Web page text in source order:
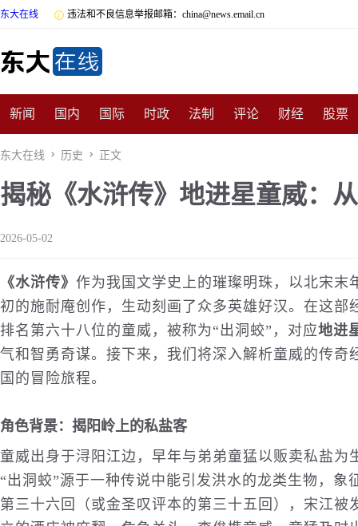
东大在线  违法和不良信息举报邮箱：china@news.email.cn
新闻 国内 国际 时政 法制 评论 财经 股票
数码 民俗 招商
非遗 公益 娱乐 游戏 影视 明星 时尚 体育
东大在线  历史  正文
揭秘《水浒传》地进星童威：
2026-05-02
《水浒传》 作为我国文学史上的璀璨明珠，以北宋
初的施耐庵创作，生动刻画了众多英雄好汉。在这
排名第六十八位的童威，被称为“出洞蛟”，对应地进
气和智勇奇谋。接下来，我们将深入解析童威的传
国的冒险旅程。
角色背景：揭阳岭上的私盐客
童威出身于浔阳江边，早年与弟弟童猛以贩卖私盐
“出洞蛟”源于一种传说中能引发洪水的龙类生物，象
第三十六回（或金圣叹评本的第三十五回），宋江